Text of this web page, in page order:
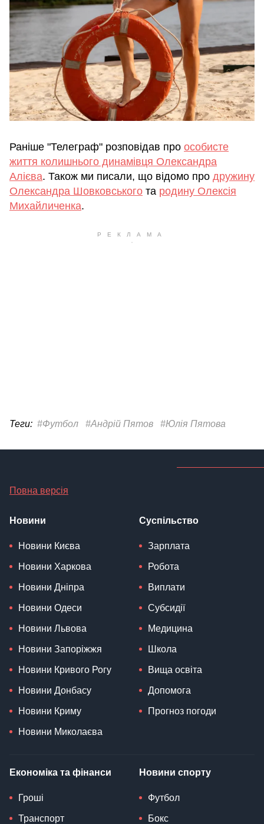
Раніше "Телеграф" розповідав про особисте
життя колишнього динамівця Олександра
Алієва. Також ми писали, що відомо про дружину
Олександра Шовковського та родину Олексія
Михайличенка.
Теги: #Футбол #Андрій Пятов #Юлія Пятова
Повна версія
Новини
Новини Києва
Новини Харкова
Новини Дніпра
Новини Одеси
Новини Львова
Новини Запоріжжя
Новини Кривого Рогу
Новини Донбасу
Новини Криму
Новини Миколаєва
Суспільство
Зарплата
Робота
Виплати
Субсидії
Медицина
Школа
Вища освіта
Допомога
Прогноз погоди
Економіка та фінанси
Гроші
Транспорт
Новини спорту
Футбол
Бокс